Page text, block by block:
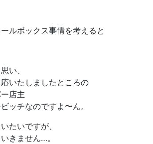
ルボックス事情を考えると
い、
いたしましたところの
店主
ッチなのですよ〜ん。
たいですが、
きません…。